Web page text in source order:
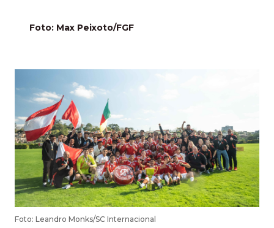
Foto: Max Peixoto/FGF
Foto: Leandro Monks/SC Internacional